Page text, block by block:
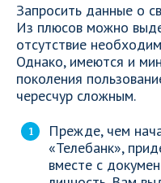
Запросить данные о
Из плюсов можно
отсутствие
Однако, имеются и
поколения
чересчур сложным.
Прежде, чем
«Телебанк»,
вместе с